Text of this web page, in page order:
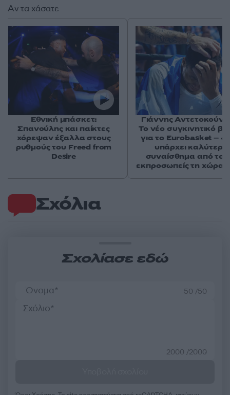
Σχόλια
Σχολίασε εδώ
50 /50
2000 /2000
Αν τα χάσατε
Εθνική μπάσκετ:
Σπανούλης και παίκτες
χόρεψαν έξαλλα στους
ρυθμούς του Freed from
Desire
Γιάννης
Το νέο συγκινητικό
για το Eurobasket –
υπάρχει καλύτερο
συναίσθημα από το
εκπροσωπείς τη χώρα